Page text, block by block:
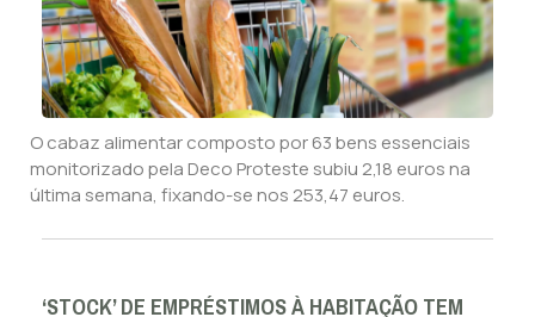
O cabaz alimentar composto por 63 bens essenciais
monitorizado pela Deco Proteste subiu 2,18 euros na
última semana, fixando-se nos 253,47 euros.
‘STOCK’ DE EMPRÉSTIMOS À HABITAÇÃO TEM